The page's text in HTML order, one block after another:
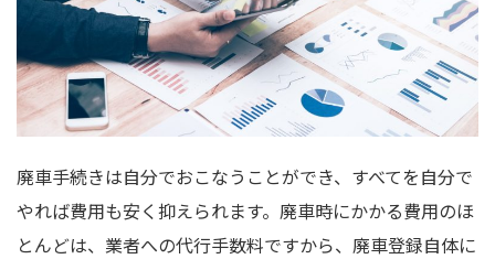
廃車手続きは自分でおこなうことができ、すべてを自分で
やれば費用も安く抑えられます。廃車時にかかる費用のほ
とんどは、業者への代行手数料ですから、廃車登録自体に